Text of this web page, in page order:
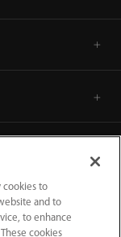
cookies to
and to
to enhance
cookies